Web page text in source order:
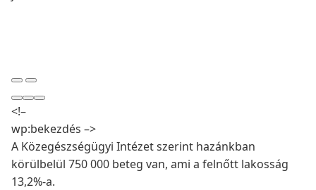
<!–
wp:bekezdés –>
A Közegészségügyi Intézet szerint hazánkban
körülbelül 750 000 beteg van, ami a felnőtt lakosság
13,2%-a.